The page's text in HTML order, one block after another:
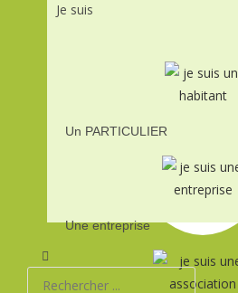
En recherche d'emploi
Je suis
Un PARTICULIER
Une entreprise